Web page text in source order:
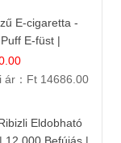
E-cigaretta -
E-füst |
： Ft 14686.00
Eldobható